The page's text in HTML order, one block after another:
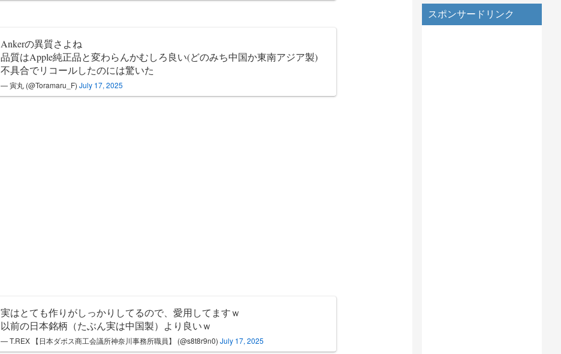
Ankerの異質さよね
品質はApple純正品と変わらんかむしろ良い(どのみち中国か東南アジア製)
不具合でリコールしたのには驚いた
— 寅丸 (@Toramaru_F) July 17, 2025
実はとても作りがしっかりしてるので、愛用してますｗ
以前の日本銘柄（たぶん実は中国製）より良いｗ
— T.REX 【日本ダボス商工会議所神奈川事務所職員】 (@s8t8r9n0) July 17, 2025
スポンサードリンク